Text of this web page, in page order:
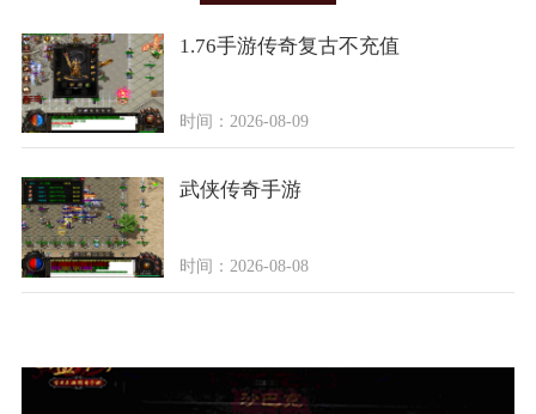
1.76手游传奇复古不充值
时间：2026-08-09
武侠传奇手游
时间：2026-08-08